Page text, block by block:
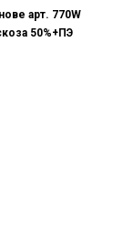
арт. 770W
50%+ПЭ